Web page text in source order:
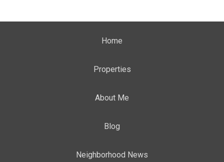
Home
Properties
About Me
Blog
Neighborhood News